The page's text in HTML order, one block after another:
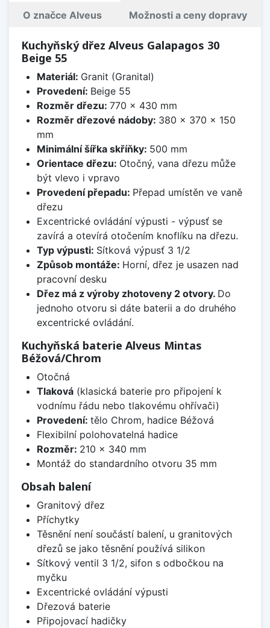
O značce Alveus Možnosti a ceny dopravy
Kuchyňský dřez Alveus Galapagos 30
Beige 55
Materiál: Granit (Granital)
Provedení: Beige 55
Rozměr dřezu: 770 x 430 mm
Rozměr dřezové nádoby: 380 x 370 x 150
mm
Minimální šířka skříňky: 500 mm
Orientace dřezu: Otočný, vana dřezu může
být vlevo i vpravo
Provedení přepadu: Přepad umístěn ve vaně
dřezu
Excentrické ovládání výpusti - výpusť se
zavírá a otevírá otočením knoflíku na dřezu.
Typ výpusti: Sítková výpusť 3 1/2
Způsob montáže: Horní, dřez je usazen nad
pracovní desku
Dřez má z výroby zhotoveny 2 otvory. Do
jednoho otvoru si dáte baterii a do druhého
excentrické ovládání.
Kuchyňská baterie Alveus Mintas
Béžová/Chrom
Otočná
Tlaková(klasická baterie pro připojení k
vodnímu řádu nebo tlakovému ohřívači)
Provedení: tělo Chrom, hadice Béžová
Flexibilní polohovatelná hadice
Rozměr: 210 x 340 mm
Montáž do standardního otvoru 35 mm
Obsah balení
Granitový dřez
Příchytky
Těsnění není součástí balení, u granitových
dřezů se jako těsnění používá silikon
Sítkový ventil 3 1/2, sifon s odbočkou na
myčku
Excentrické ovládání výpusti
Dřezová baterie
Připojovací hadičky